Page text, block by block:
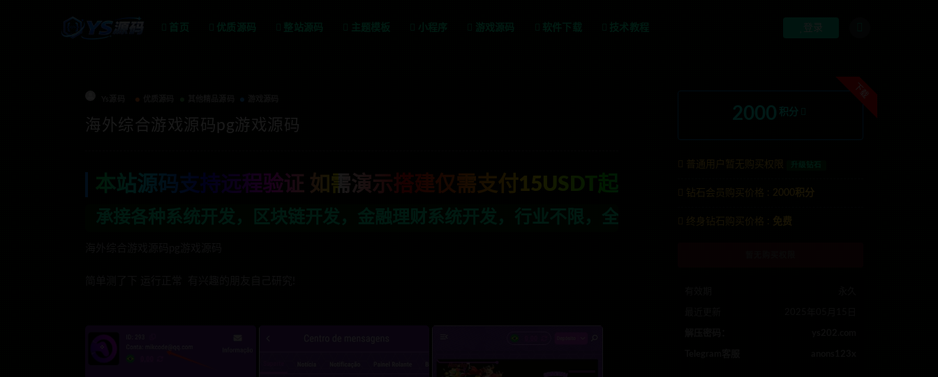
首页 优质源码 整站源码 主题模板 小程序 游戏源码 软件下载 技术教程 登录
海外综合游戏源码pg游戏源码
本站源码支持远程验证 如需演示搭建仅需支付15USDT起
开发，区块链开发，金融理财系统开发，行业不限，全栈技术开发，定制，二开联系TG:anons123x
下载
2000 积分
普通用户暂无购买权限
钻石会员购买价格 : 2000积分
终身钻石购买价格 : 免费